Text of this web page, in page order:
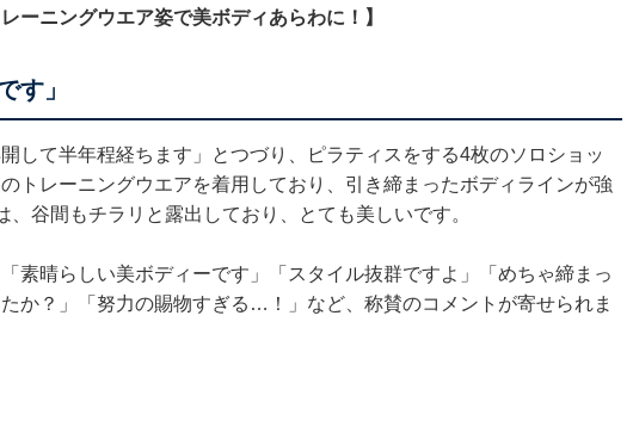
ーニングウエア姿で美ボディあらわに！】
す」
して半年程経ちます」とつづり、ピラティスをする4枚のソロショッ
トレーニングウエアを着用しており、引き締まったボディラインが強
谷間もチラリと露出しており、とても美しいです。
素晴らしい美ボディーです」「スタイル抜群ですよ」「めちゃ締まっ
か？」「努力の賜物すぎる…！」など、称賛のコメントが寄せられま